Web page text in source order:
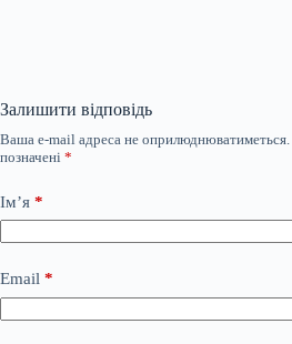
Залишити відповідь
Ваша e-mail адреса не оприлюднюватиметься.
позначені *
Ім’я *
Email *